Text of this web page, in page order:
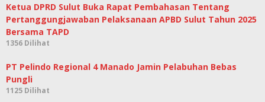
Ketua DPRD Sulut Buka Rapat Pembahasan Tentang
Pertanggungjawaban Pelaksanaan APBD Sulut Tahun 2025
Bersama TAPD
1356 Dilihat
PT Pelindo Regional 4 Manado Jamin Pelabuhan Bebas
Pungli
1125 Dilihat